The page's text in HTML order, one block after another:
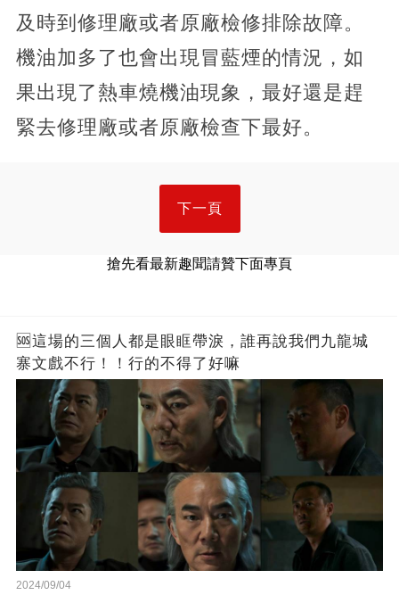
及時到修理廠或者原廠檢修排除故障。
機油加多了也會出現冒藍煙的情況，如
果出現了熱車燒機油現象，最好還是趕
緊去修理廠或者原廠檢查下最好。
下一頁
搶先看最新趣聞請贊下面專頁
🆘這場的三個人都是眼眶帶淚，誰再說我們九龍城
寨文戲不行！！行的不得了好嘛
2024/09/04